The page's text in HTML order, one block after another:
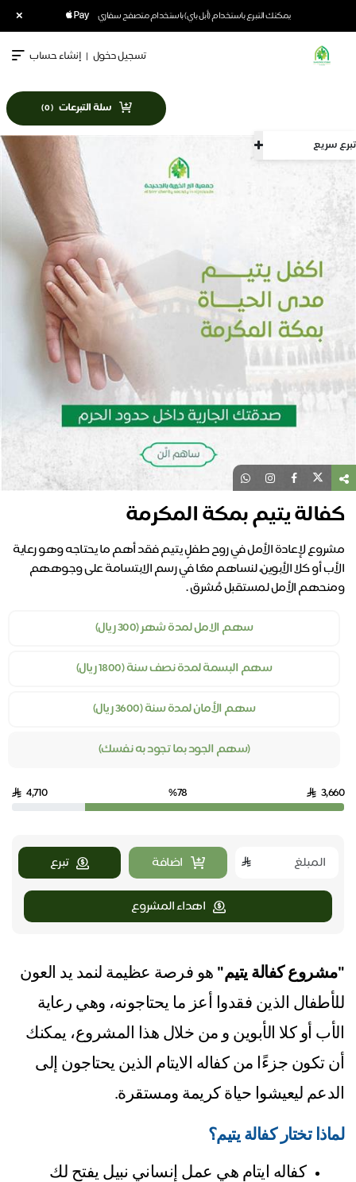
يمكنك التبرع باستخدام (أبل باي) باستخدام متصفح سفاري ×
تبرع سريع
تسجيل دخول | إنشاء حساب
سلة التبرعات (
0
)
كفالة يتيم بمكة المكرمة
مشروع لإعادة الأمل في روح طفلٍ يتيم فقد أهم ما يحتاجه وهو رعاية
الأب أو كلا الأبوين، لنساهم معًا في رسم الابتسامة على وجوههم
ومنحهم الأمل لمستقبل مُشرق .
سهم الامل لمدة شهر (300 ريال)
سهم البسمة لمدة نصف سنة (1800 ريال)
سهم الأمان لمدة سنة (3600 ريال)
(سهم الجود بما تجود به نفسك)
3,660
%78
4,710
اضافة تبرع
اهداء المشروع
"مشروع كفالة يتيم" هو فرصة عظيمة لنمد يد العون
للأطفال الذين فقدوا أعز ما يحتاجونه، وهي رعاية
الأب أو كلا الأبوين و من خلال هذا المشروع، يمكنك
أن تكون جزءًا من كفاله الايتام الذين يحتاجون إلى
الدعم ليعيشوا حياة كريمة ومستقرة.
لماذا تختار كفالة يتيم؟